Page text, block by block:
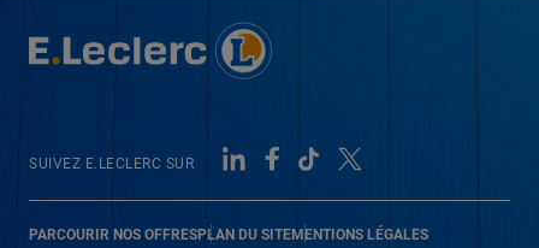
PARCOURIR NOS OFFRESPLAN DU SITEMENTIONS LÉGALES
SUIVEZ E.LECLERC SUR